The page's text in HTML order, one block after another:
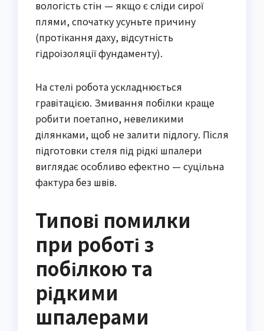
вологість стін — якщо є сліди сирої
плями, спочатку усуньте причину
(протікання даху, відсутність
гідроізоляції фундаменту).
На стелі робота ускладнюється
гравітацією. Змивання побілки краще
робити поетапно, невеликими
ділянками, щоб не залити підлогу. Після
підготовки стеля під рідкі шпалери
виглядає особливо ефектно — суцільна
фактура без швів.
Типові помилки
при роботі з
побілкою та
рідкими
шпалерами